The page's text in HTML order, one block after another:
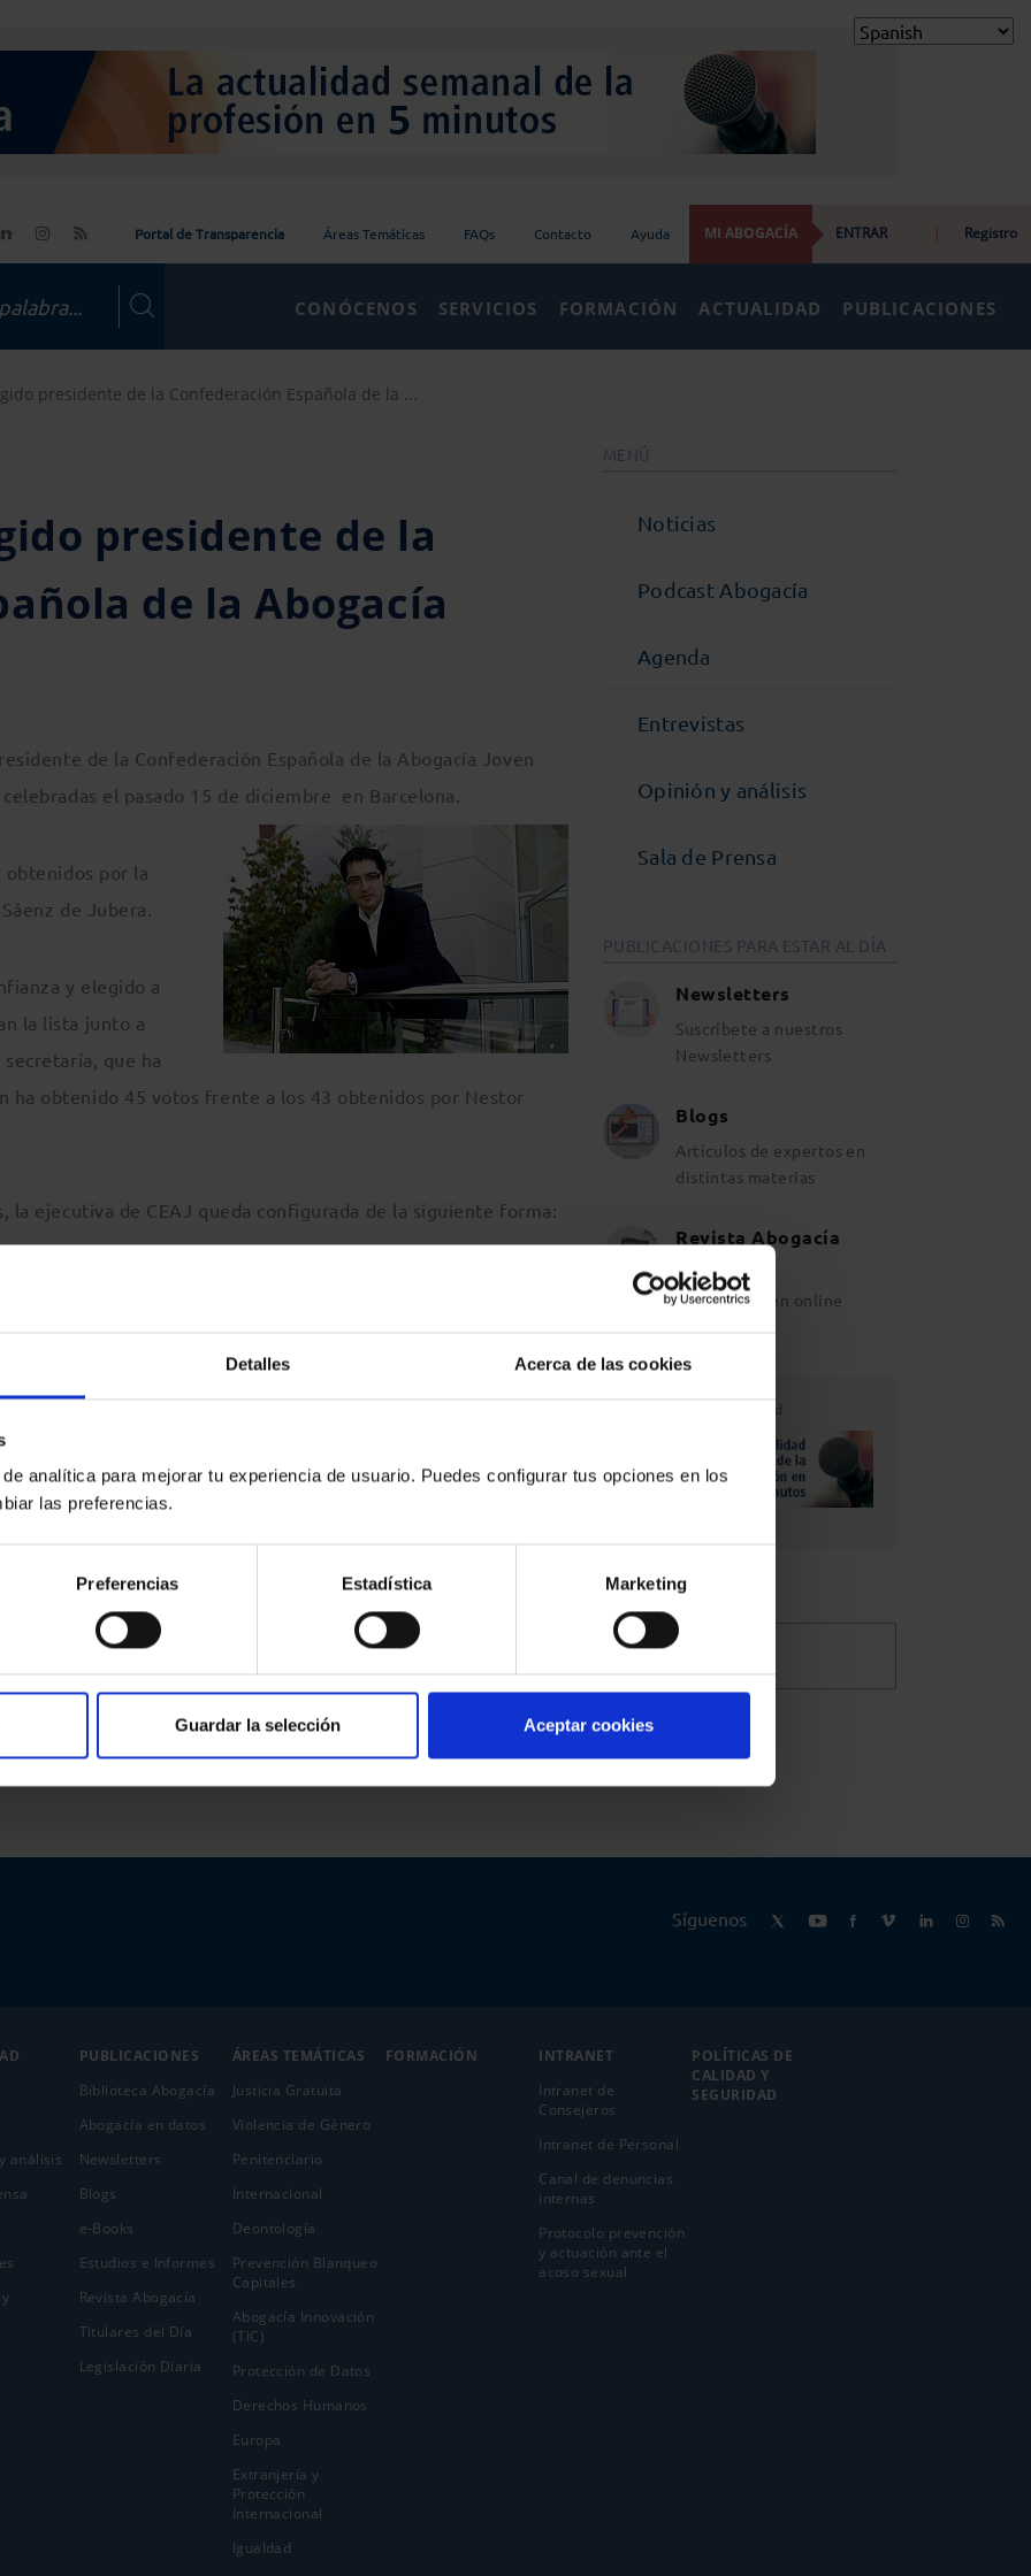
Detalles Acerca de las cookies
analítica para mejorar tu experiencia de usuario. Puedes configurar tus opciones en los
las preferencias.
Preferencias Estadística Marketing
Guardar la selección Aceptar cookies
Portal de Transparencia Áreas Temáticas FAQs Contacto Ayuda MI ABOGACÍA ENTRAR | Registro
CONÓCENOS SERVICIOS FORMACIÓN ACTUALIDAD PUBLICACIONES
presidente de la Confederación Española de la ...
presidente de la
de la Abogacía
de la Confederación Española de la Abogacía Joven
el pasado 15 de diciembre en Barcelona.
por la
de Jubera.
y elegido a
la lista junto a
que ha
ha obtenido 45 votos frente a los 43 obtenidos por Nestor
la ejecutiva de CEAJ queda configurada de la siguiente forma:
ocurre en la Abogacía Joven.
MENÚ
Noticias
Podcast Abogacía
Agenda
Entrevistas
Opinión y análisis
Sala de Prensa
PUBLICACIONES PARA ESTAR AL DÍA
Newsletters
Suscríbete a nuestros
Newsletters
Blogs
Artículos de expertos en
distintas materias
Revista Abogacía
Ahora también online
Publicidad
Síguenos
análisis
PUBLICACIONES
Biblioteca Abogacía
Abogacía en datos
Newsletters
Blogs
e-Books
Estudios e Informes
Revista Abogacía
Titulares del Día
Legislación Diaria
ÁREAS TEMÁTICAS
Justicia Gratuita
Violencia de Género
Penitenciario
Internacional
Deontología
Prevención Blanqueo
Capitales
Abogacía Innovación
(TIC)
Protección de Datos
Derechos Humanos
Europa
Extranjería y
Protección
Internacional
Igualdad
FORMACIÓN
INTRANET
Intranet de
Consejeros
Intranet de Personal
Canal de denuncias
internas
Protocolo prevención
y actuación ante el
acoso sexual
POLÍTICAS DE
CALIDAD Y
SEGURIDAD